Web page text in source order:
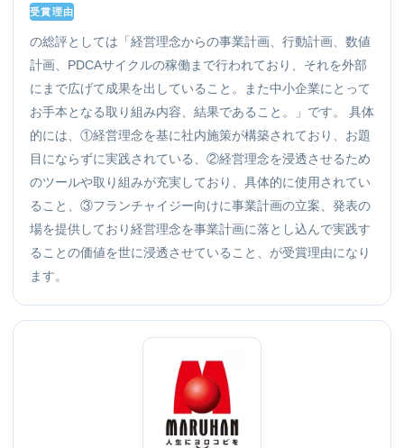
受賞理由
の総評としては「経営理念からの事業計画、行動計画、数値
計画、PDCAサイクルの稼働まで行われており、それを外部
にまで広げて成果を出していること。また中小企業にとって
お手本となる取り組み内容、結果であること。」です。 具体
的には、①経営理念を基に社内施策が構築されており、お題
目にならずに実践されている、②経営理念を浸透させるため
のツールや取り組みが充実しており、具体的に使用されてい
ること、③フランチャイジー向けに事業計画の立案、発表の
場を提供しており経営理念を事業計画に落とし込んで実践す
ることの価値を世に浸透させていること、が受賞理由になり
ます。